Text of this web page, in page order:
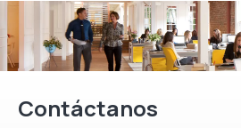
Contáctanos